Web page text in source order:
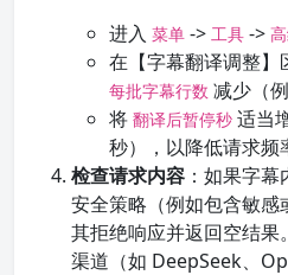
进入 菜单 -> 工具 ->
在【字幕翻译调整】
每批字幕行数 减少（
将 翻译后暂停秒 适当
秒），以降低请求频
检查请求内容 ：如果字
安全策略（例如包含敏
其拒绝响应并返回空结
渠道（如 DeepSeek、